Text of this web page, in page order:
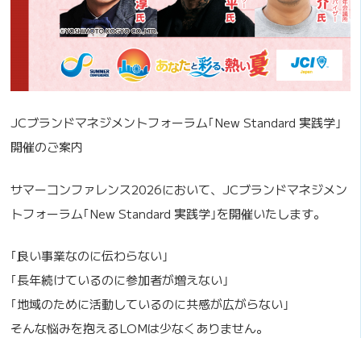
JCブランドマネジメントフォーラム｢New Standard 実践学｣
開催のご案内
サマーコンファレンス2026において、JCブランドマネジメン
トフォーラム｢New Standard 実践学｣を開催いたします。
｢良い事業なのに伝わらない｣
｢長年続けているのに参加者が増えない｣
｢地域のために活動しているのに共感が広がらない｣
そんな悩みを抱えるLOMは少なくありません。